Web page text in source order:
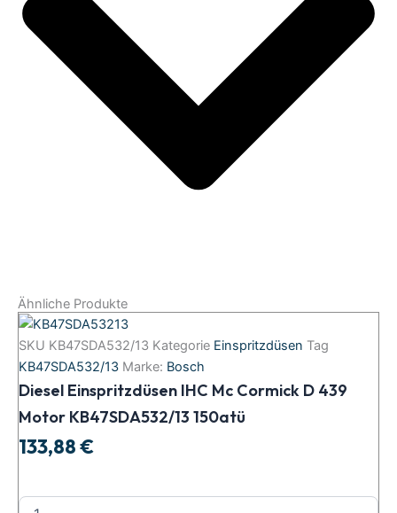
Ähnliche Produkte
SKU KB47SDA532/13 Kategorie Einspritzdüsen Tag
KB47SDA532/13 Marke: Bosch
Diesel Einspritzdüsen IHC Mc Cormick D 439
Motor KB47SDA532/13 150atü
133,88€